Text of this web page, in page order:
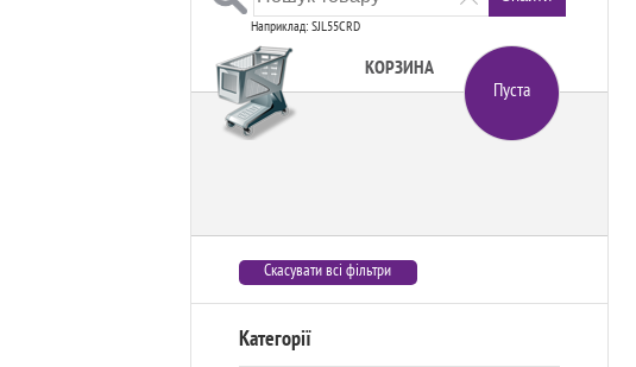
Наприклад: SJL55CRD
КОРЗИНА
Пуста
Скасувати всі фільтри
Категорії